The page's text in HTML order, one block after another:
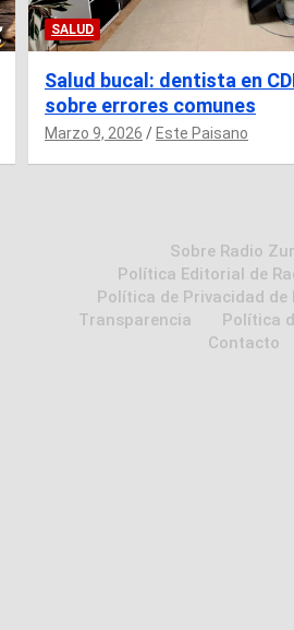
SALUD
Salud bucal: dentista en
sobre errores comunes
Marzo 9, 2026 Este Paisano
Sobre Radio
Política Editorial de
Política de Privacidad de
Transparencia
Política
Contacto